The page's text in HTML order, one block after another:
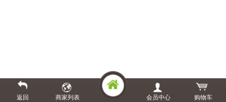
返回 商家列表 会员中心 购物车